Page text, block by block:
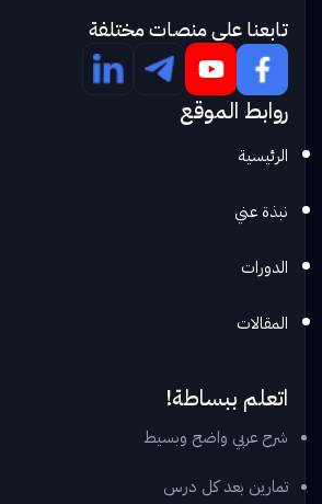
تابعنا علي منصات مختلفة
روابط الموقع
الرئيسية
نبذة عني
الدورات
المقالات
اتعلم ببساطة!
شرح عربي واضح وبسيط
تمارين بعد كل درس